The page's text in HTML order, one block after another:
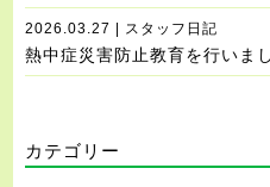
2026.03.27 | スタッフ日記
熱中症災害防止教育を行いま
カテゴリー